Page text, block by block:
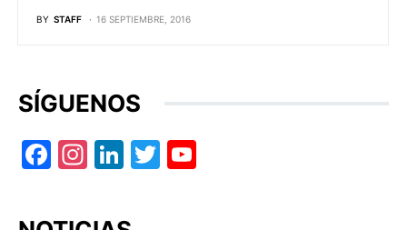
BY STAFF 16 SEPTIEMBRE, 2016
SÍGUENOS
Facebook
Instagram
LinkedIn
Twitter